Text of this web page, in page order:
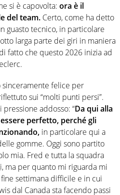
si è capovolta: ora è il
del team. Certo, come ha detto
guasto tecnico, in particolare
larga parte dei giri in maniera
fatto che questo 2026 inizia ad
felice per
sui “molti punti persi”.
pressione addosso: “Da qui alla
perfetto, perché gli
in particolare qui a
gomme. Oggi sono partito
mia. Fred e tutta la squadra
ma per quanto mi riguarda mi
settimana difficile e in cui
dal Canada sta facendo passi